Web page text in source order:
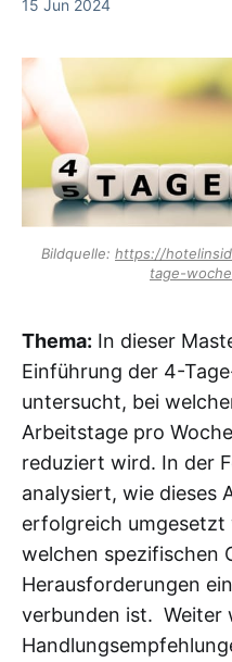
15 Jun 2024
Bildquelle: https://
tage-
Thema: In dieser
Einführung der 4-
untersucht, bei
Arbeitstage pro
reduziert wird. In der
analysiert, wie dieses
erfolgreich
welchen spezifischen
Herausforderungen
verbunden ist. Weiter